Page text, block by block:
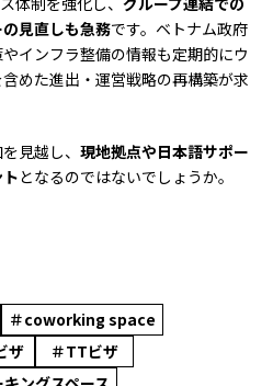
見直しも急務です。ベトナム政府
インフラ整備の情報も定期的にウ
めた進出・運営戦略の再構築が求
見越し、 現地拠点や日本語サポー
となるのではないでしょうか。
＃coworking space
ザ
＃TTビザ